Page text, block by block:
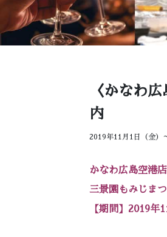
〈かなわ
内
2019年11月1日（金）
かなわ広島空港
三景園もみじま
【期間】2019年